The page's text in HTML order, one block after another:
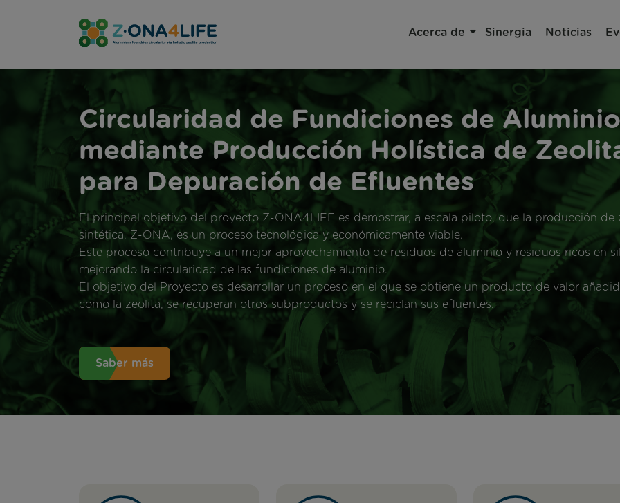
Acerca de Sinergia Noticias
Acerca de Sinergia
Circularidad de Fundiciones de Aluminio
mediante Producción Holística de
para Depuración de Efluentes
El principal objetivo del proyecto Z-ONA4LIFE es demostrar, a escala piloto, que la producción de
sintética, Z-ONA, es un proceso tecnológica y económicamente viable.
Este proceso contribuye a un mejor aprovechamiento de residuos de aluminio y residuos ricos en
mejorando la circularidad de las fundiciones de aluminio.
El objetivo del Proyecto es desarrollar un proceso en el que se obtiene un producto de valor
como la zeolita, se recuperan otros subproductos y se reciclan sus efluentes.
Saber más